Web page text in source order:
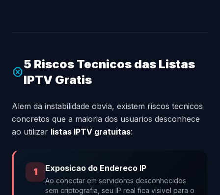
dangerous
5 Riscos Tecnicos das Listas
IPTV Gratis
Alem da instabilidade obvia, existem riscos tecnicos
concretos que a maioria dos usuarios desconhece
ao utilizar listas IPTV gratuitas:
1 Exposicao do Endereco IP
Ao conectar em servidores desconhecidos
sem criptografia, seu IP real fica visivel para o